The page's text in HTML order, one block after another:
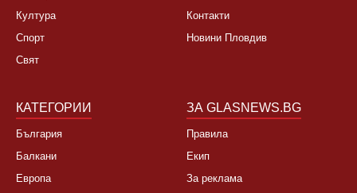
Култура
Спорт
Свят
Контакти
Новини Пловдив
КАТЕГОРИИ
България
Балкани
Европа
ЗА GLASNEWS.BG
Правила
Екип
За реклама